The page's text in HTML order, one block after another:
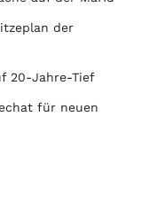
der
20-Jahre-Tief
für neuen